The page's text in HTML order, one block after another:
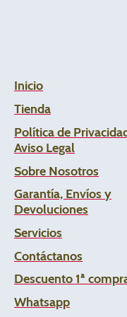
Inicio
Tienda
Política de
Aviso Legal
Sobre Nosotros
Garantía, Envíos y
Devoluciones
Servicios
Contáctanos
Descuento 1ª
Whatsapp